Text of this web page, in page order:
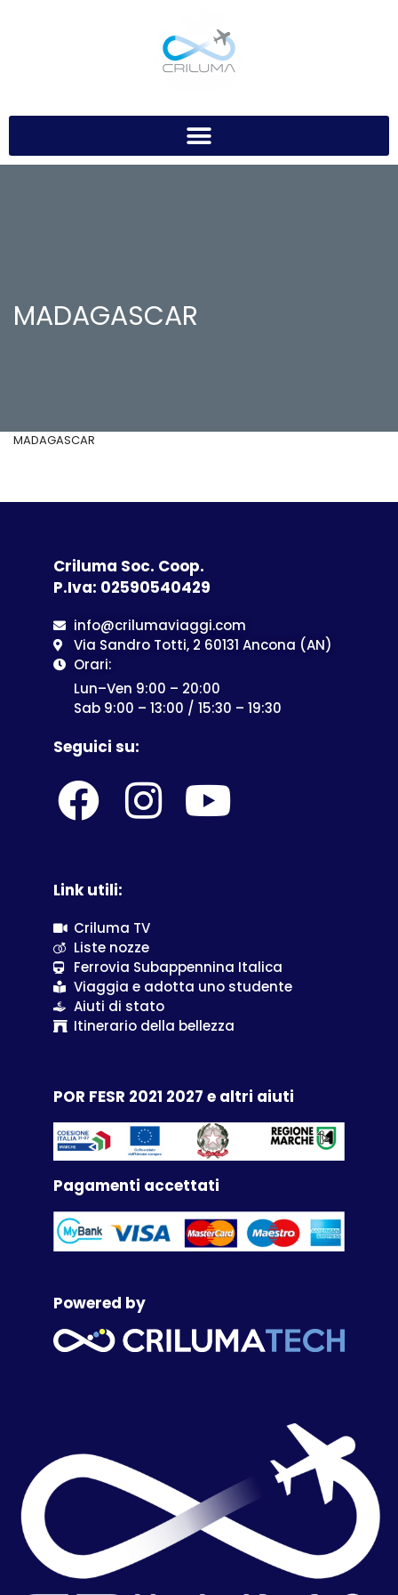
MADAGASCAR
MADAGASCAR
Criluma Soc. Coop.
P.Iva: 02590540429
info@crilumaviaggi.com
Via Sandro Totti, 2 60131 Ancona (AN)
Orari:
Lun–Ven 9:00 – 20:00
Sab 9:00 – 13:00 / 15:30 – 19:30
Seguici su:
Link utili:
Criluma TV
Liste nozze
Ferrovia Subappennina Italica
Viaggia e adotta uno studente
Aiuti di stato
Itinerario della bellezza
POR FESR 2021 2027 e altri aiuti
Pagamenti accettati
Powered by